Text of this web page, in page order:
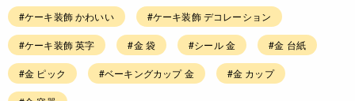
#ケーキ装飾 かわいい #ケーキ装飾 デコレーション
#ケーキ装飾 英字 #金 袋 #シール 金 #金 台紙
#金 ピック #ベーキングカップ 金 #金 カップ